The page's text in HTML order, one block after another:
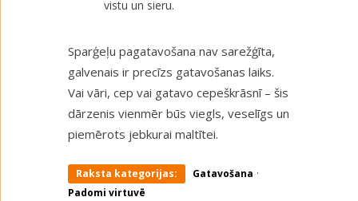
vistu un sieru.
Sparģeļu pagatavošana nav sarežģīta,
galvenais ir precīzs gatavošanas laiks.
Vai vāri, cep vai gatavo cepeškrāsnī – šis
dārzenis vienmēr būs viegls, veselīgs un
piemērots jebkurai maltītei.
Raksta kategorijas: Gatavošana ·
Padomi virtuvē